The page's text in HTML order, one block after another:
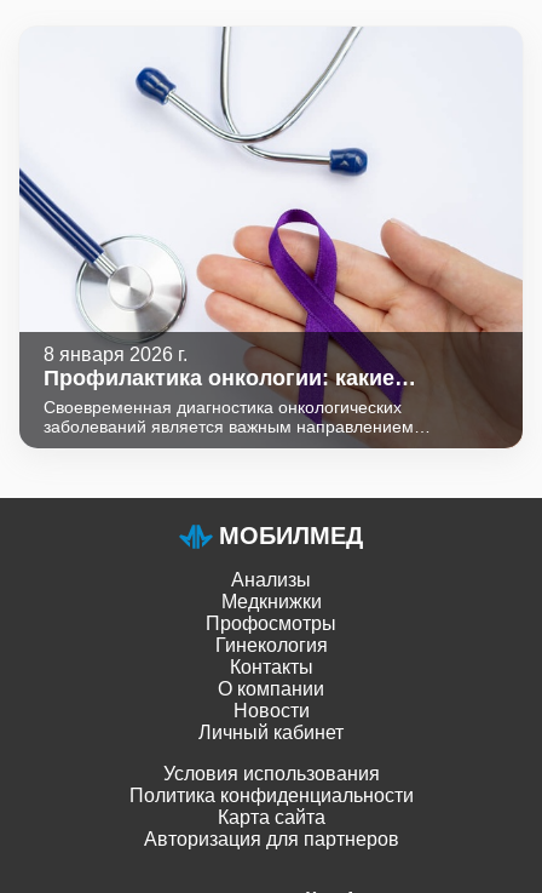
8 января 2026 г.
Профилактика онкологии: какие
обследования нужно сдавать?
Своевременная диагностика онкологических
заболеваний является важным направлением
современной медицины. Раннее выявление
предотвратить или эффективно пролечить угрожающее
жизни заболевание.
МОБИЛМЕД
Анализы
Медкнижки
Профосмотры
Гинекология
Контакты
О компании
Новости
Личный кабинет
Условия использования
Политика конфиденциальности
Карта сайта
Авторизация для партнеров